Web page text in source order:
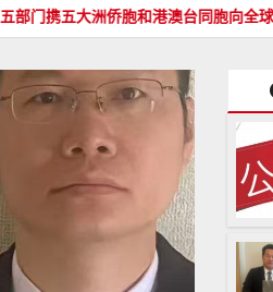
侨胞和港澳台同胞向全球潮人拜年！